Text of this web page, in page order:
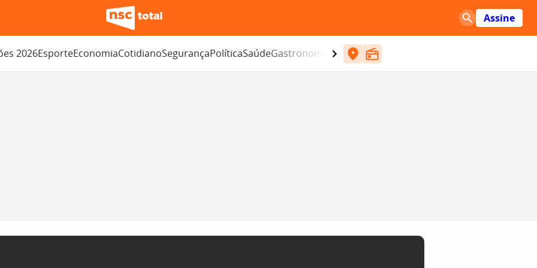
Assine
2026EsporteEconomiaCotidianoSegurançaPolíticaSaúdeGastronomia Entretenimento